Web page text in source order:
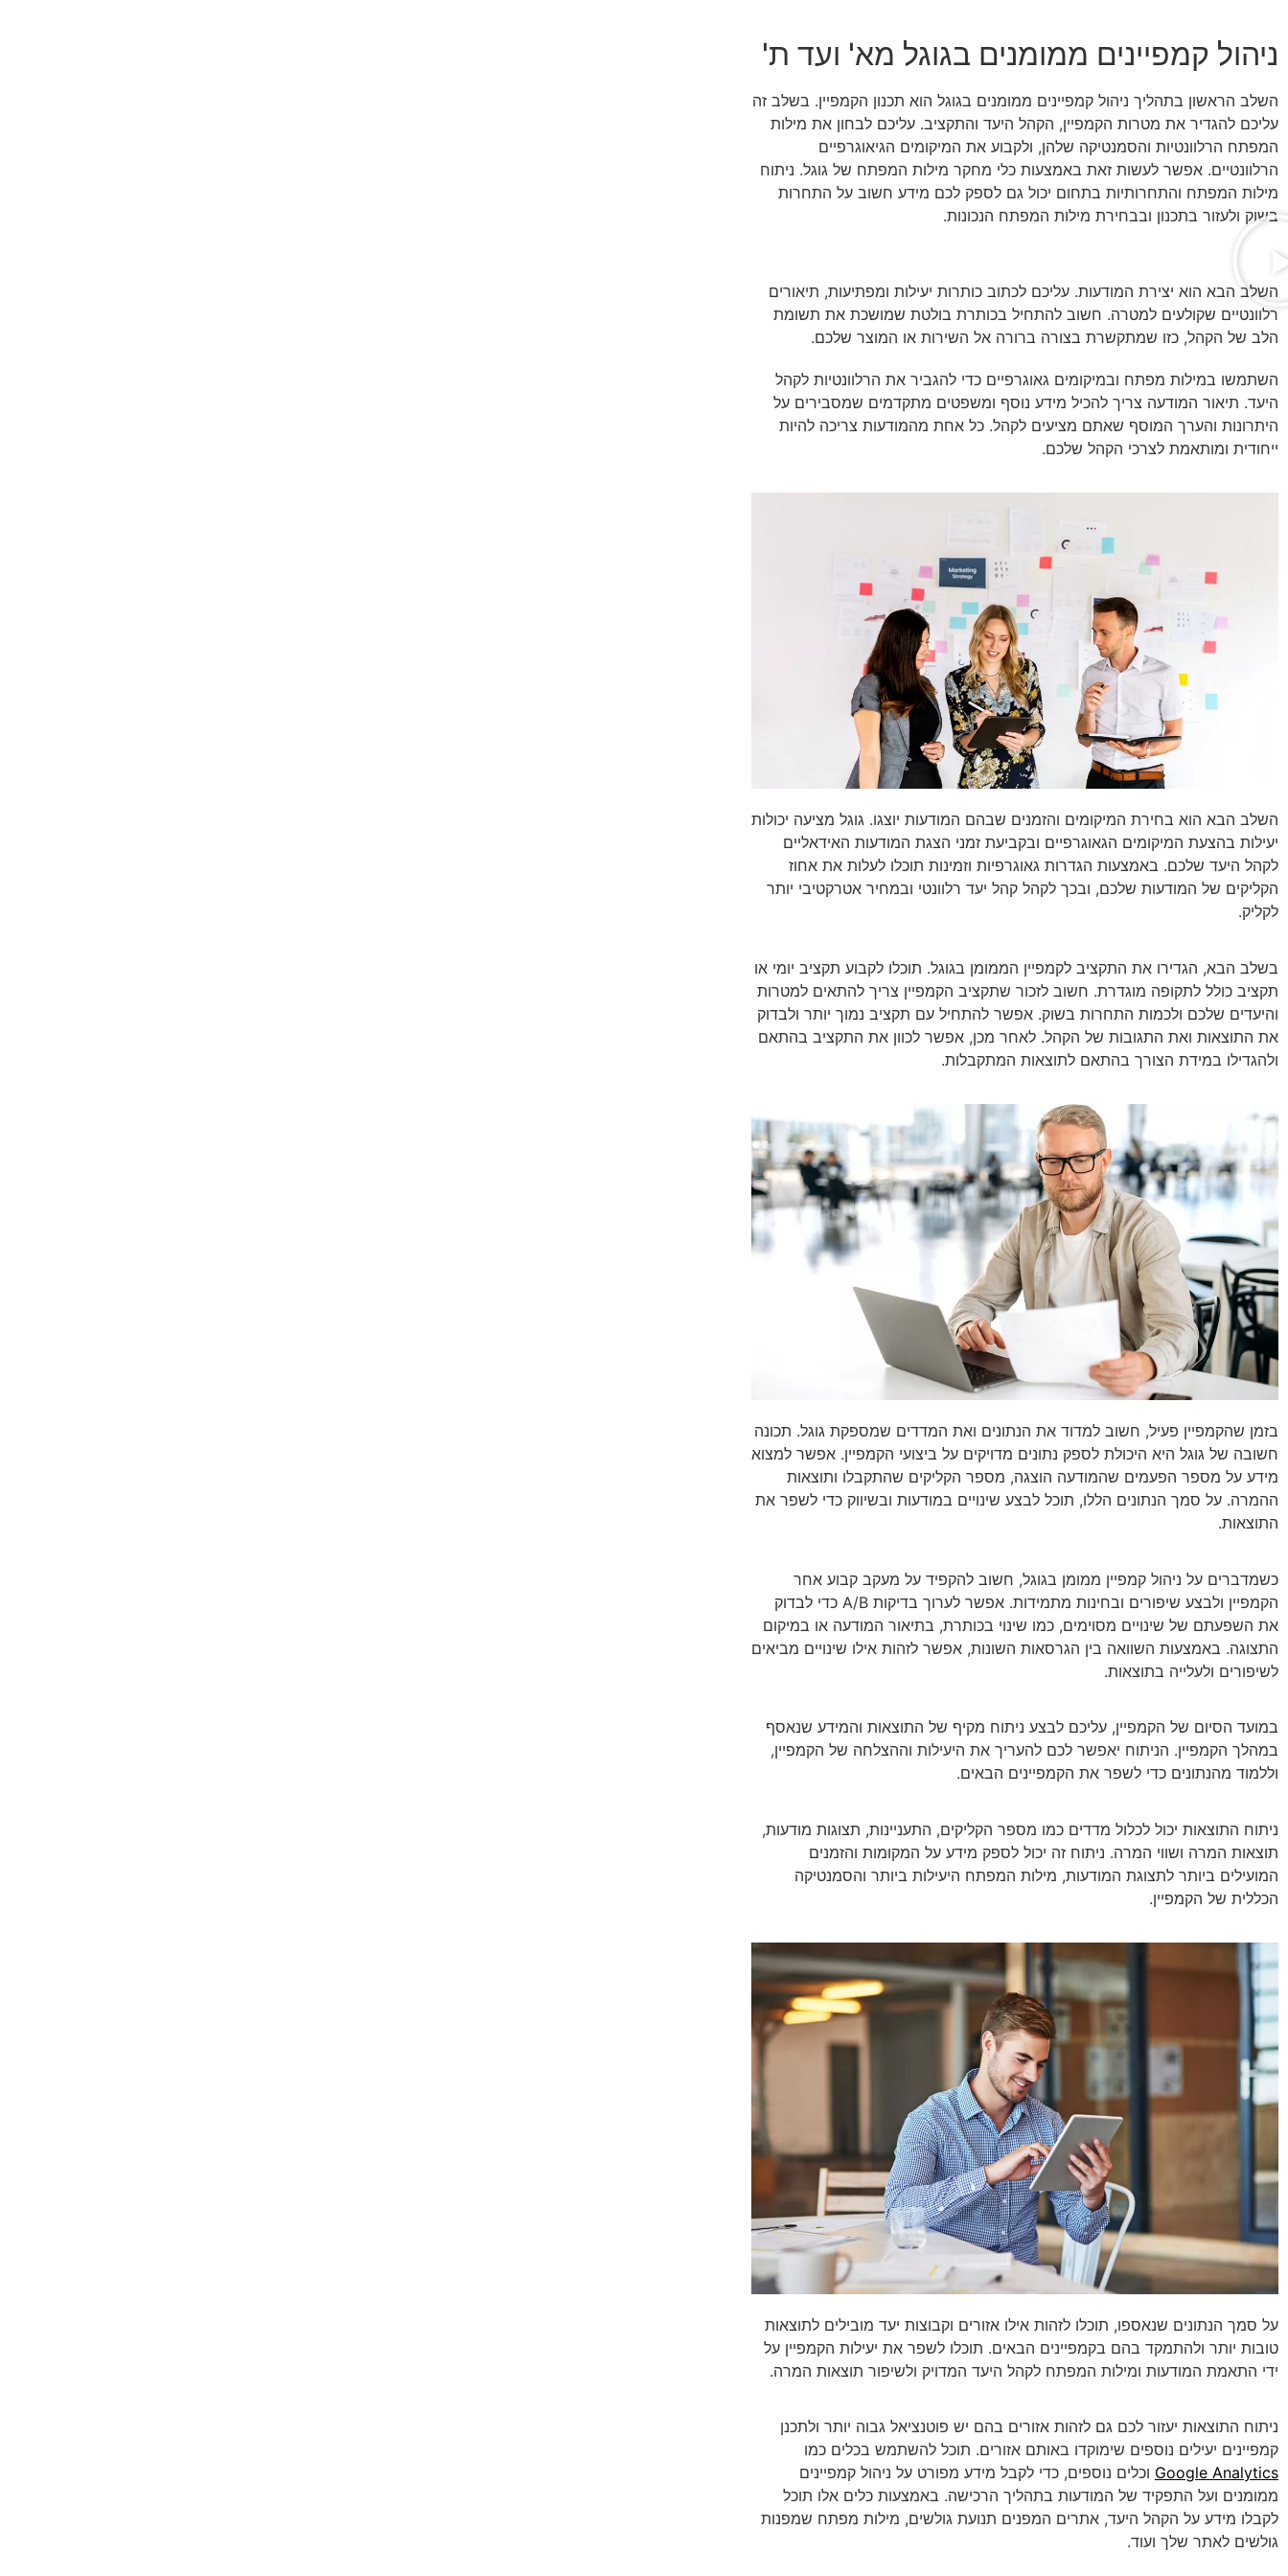
ניהול קמפיינים ממומנים בגוגל מא' ועד ת'
השלב הראשון בתהליך ניהול קמפיינים ממומנים בגוגל הוא תכנון הקמפיין. בשלב זה
עליכם להגדיר את מטרות הקמפיין, הקהל היעד והתקציב. עליכם לבחון את מילות
המפתח הרלוונטיות והסמנטיקה שלהן, ולקבוע את המיקומים הגיאוגרפיים
הרלוונטיים. אפשר לעשות זאת באמצעות כלי מחקר מילות המפתח של גוגל. ניתוח
מילות המפתח והתחרותיות בתחום יכול גם לספק לכם מידע חשוב על התחרות
בשוק ולעזור בתכנון ובבחירת מילות המפתח הנכונות.
השלב הבא הוא יצירת המודעות. עליכם לכתוב כותרות יעילות ומפתיעות, תיאורים
רלוונטיים שקולעים למטרה. חשוב להתחיל בכותרת בולטת שמושכת את תשומת
הלב של הקהל, כזו שמתקשרת בצורה ברורה אל השירות או המוצר שלכם.
השתמשו במילות מפתח ובמיקומים גאוגרפיים כדי להגביר את הרלוונטיות לקהל
היעד. תיאור המודעה צריך להכיל מידע נוסף ומשפטים מתקדמים שמסבירים על
היתרונות והערך המוסף שאתם מציעים לקהל. כל אחת מהמודעות צריכה להיות
ייחודית ומותאמת לצרכי הקהל שלכם.
השלב הבא הוא בחירת המיקומים והזמנים שבהם המודעות יוצגו. גוגל מציעה יכולות
יעילות בהצעת המיקומים הגאוגרפיים ובקביעת זמני הצגת המודעות האידאליים
לקהל היעד שלכם. באמצעות הגדרות גאוגרפיות וזמינות תוכלו לעלות את אחוז
הקליקים של המודעות שלכם, ובכך לקהל קהל יעד רלוונטי ובמחיר אטרקטיבי יותר
לקליק.
בשלב הבא, הגדירו את התקציב לקמפיין הממומן בגוגל. תוכלו לקבוע תקציב יומי או
תקציב כולל לתקופה מוגדרת. חשוב לזכור שתקציב הקמפיין צריך להתאים למטרות
והיעדים שלכם ולכמות התחרות בשוק. אפשר להתחיל עם תקציב נמוך יותר ולבדוק
את התוצאות ואת התגובות של הקהל. לאחר מכן, אפשר לכוון את התקציב בהתאם
ולהגדילו במידת הצורך בהתאם לתוצאות המתקבלות.
בזמן שהקמפיין פעיל, חשוב למדוד את הנתונים ואת המדדים שמספקת גוגל. תכונה
חשובה של גוגל היא היכולת לספק נתונים מדויקים על ביצועי הקמפיין. אפשר למצוא
מידע על מספר הפעמים שהמודעה הוצגה, מספר הקליקים שהתקבלו ותוצאות
ההמרה. על סמך הנתונים הללו, תוכל לבצע שינויים במודעות ובשיווק כדי לשפר את
התוצאות.
כשמדברים על ניהול קמפיין ממומן בגוגל, חשוב להקפיד על מעקב קבוע אחר
הקמפיין ולבצע שיפורים ובחינות מתמידות. אפשר לערוך בדיקות A/B כדי לבדוק
את השפעתם של שינויים מסוימים, כמו שינוי בכותרת, בתיאור המודעה או במיקום
התצוגה. באמצעות השוואה בין הגרסאות השונות, אפשר לזהות אילו שינויים מביאים
לשיפורים ולעלייה בתוצאות.
במועד הסיום של הקמפיין, עליכם לבצע ניתוח מקיף של התוצאות והמידע שנאסף
במהלך הקמפיין. הניתוח יאפשר לכם להעריך את היעילות וההצלחה של הקמפיין,
וללמוד מהנתונים כדי לשפר את הקמפיינים הבאים.
ניתוח התוצאות יכול לכלול מדדים כמו מספר הקליקים, התעניינות, תצוגות מודעות,
תוצאות המרה ושווי המרה. ניתוח זה יכול לספק מידע על המקומות והזמנים
המועילים ביותר לתצוגת המודעות, מילות המפתח היעילות ביותר והסמנטיקה
הכללית של הקמפיין.
על סמך הנתונים שנאספו, תוכלו לזהות אילו אזורים וקבוצות יעד מובילים לתוצאות
טובות יותר ולהתמקד בהם בקמפיינים הבאים. תוכלו לשפר את יעילות הקמפיין על
ידי התאמת המודעות ומילות המפתח לקהל היעד המדויק ולשיפור תוצאות המרה.
ניתוח התוצאות יעזור לכם גם לזהות אזורים בהם יש פוטנציאל גבוה יותר ולתכנן
קמפיינים יעילים נוספים שימוקדו באותם אזורים. תוכל להשתמש בכלים כמו
Google Analytics וכלים נוספים, כדי לקבל מידע מפורט על ניהול קמפיינים
ממומנים ועל התפקיד של המודעות בתהליך הרכישה. באמצעות כלים אלו תוכל
לקבלו מידע על הקהל היעד, אתרים המפנים תנועת גולשים, מילות מפתח שמפנות
גולשים לאתר שלך ועוד.